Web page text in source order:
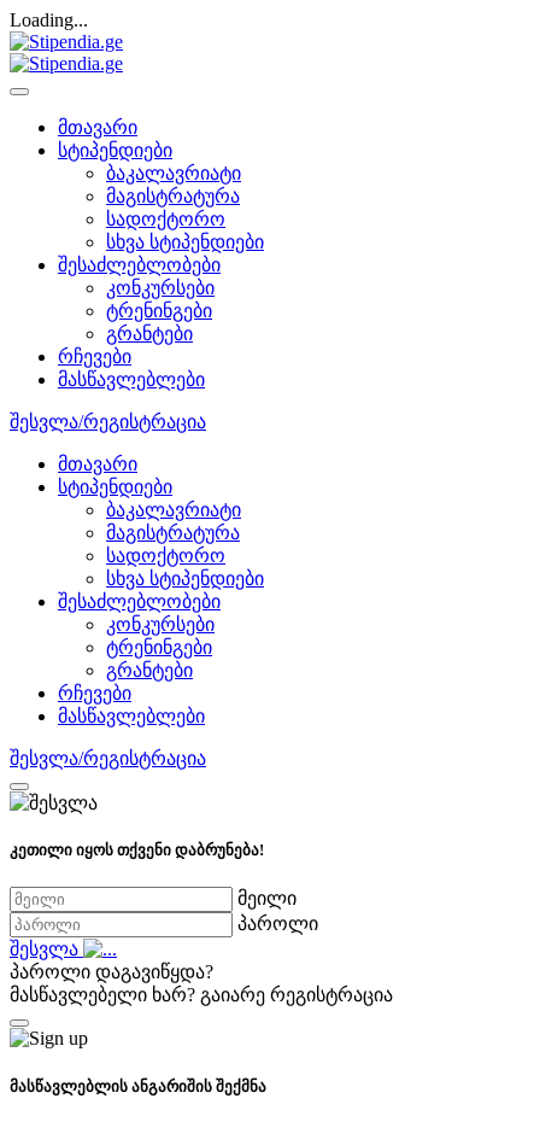
Loading...
მთავარი
სტიპენდიები
ბაკალავრიატი
მაგისტრატურა
სადოქტორო
სხვა სტიპენდიები
შესაძლებლობები
კონკურსები
ტრენინგები
გრანტები
რჩევები
მასწავლებლები
შესვლა/რეგისტრაცია
მთავარი
სტიპენდიები
ბაკალავრიატი
მაგისტრატურა
სადოქტორო
სხვა სტიპენდიები
შესაძლებლობები
კონკურსები
ტრენინგები
გრანტები
რჩევები
მასწავლებლები
შესვლა/რეგისტრაცია
კეთილი იყოს თქვენი დაბრუნება!
მეილი
პაროლი
შესვლა
პაროლი დაგავიწყდა?
მასწავლებელი ხარ? გაიარე რეგისტრაცია
მასწავლებლის ანგარიშის შექმნა